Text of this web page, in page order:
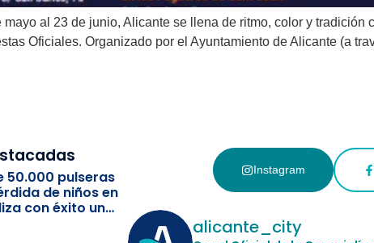
al 23 de junio, Alicante se llena de ritmo, color y
Oficiales. Organizado por el Ayuntamiento de Alicante (a
50.000 pulseras
de niños en
con éxito un
Instagram
alicante_city